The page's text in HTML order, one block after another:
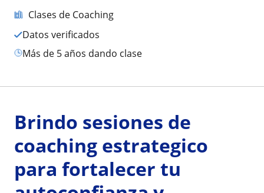
Clases de Coaching
Datos verificados
más de 5 años dando clase
Brindo sesiones de
coaching estrategico
para fortalecer tu